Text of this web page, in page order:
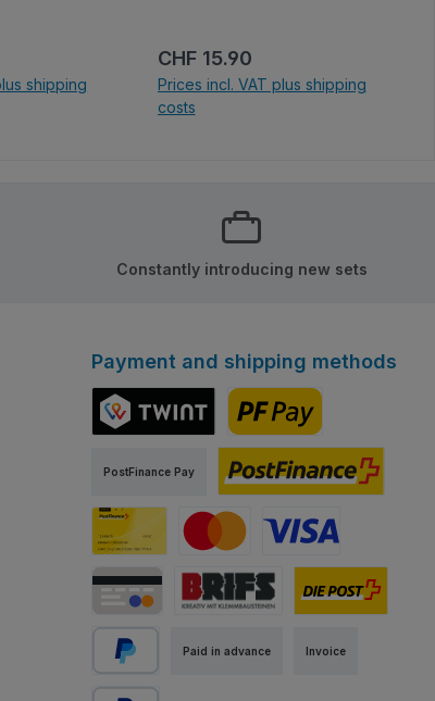
shipping
Regular price:
CHF 15.90
Prices incl. VAT plus shipping
costs
Constantly introducing new sets
Payment and shipping methods
PostFinance Pay
PostFinance Pay
Paid in advance Invoice